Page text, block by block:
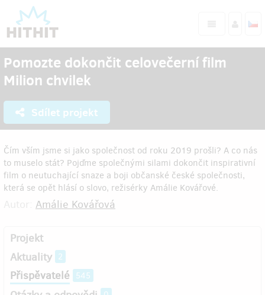
Pomozte dokončit celovečerní film
Milion chvilek
Sdílet projekt
Čím vším jsme si jako společnost od roku 2019 prošli? A co nás
to muselo stát? Pojďme společnými silami dokončit inspirativní
film o neutuchající snaze a boji občanské české společnosti,
která se opět hlásí o slovo, režisérky Amálie Kovářové.
Amálie Kovářová
Projekt
Aktuality 2
Přispěvatelé 545